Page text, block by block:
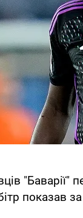
"Баварії"
показав